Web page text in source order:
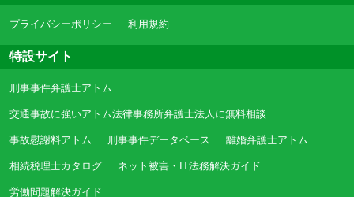
プライバシーポリシー 利用規約
特設サイト
刑事事件弁護士アトム
交通事故に強いアトム法律事務所弁護士法人に無料相談
事故慰謝料アトム 刑事事件データベース 離婚弁護士アトム
相続税理士カタログ ネット被害・IT法務解決ガイド
労働問題解決ガイド